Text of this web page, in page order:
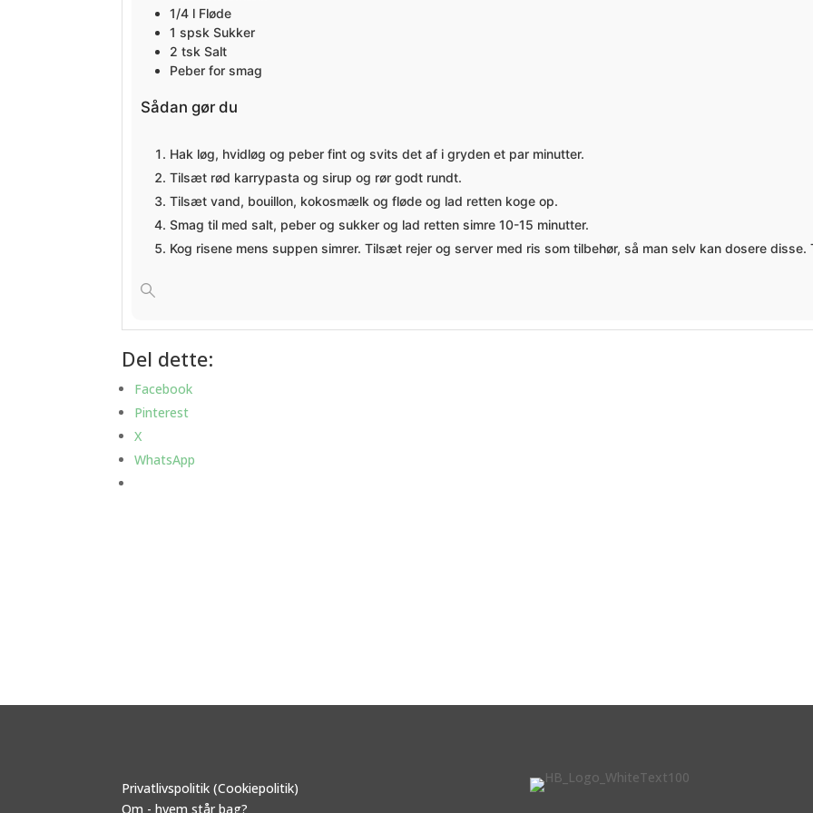
1/4 l Fløde
1 spsk Sukker
2 tsk Salt
Peber for smag
Sådan gør du
Hak løg, hvidløg og peber fint og svits det af i gryden et par minutter.
Tilsæt rød karrypasta og sirup og rør godt rundt.
Tilsæt vand, bouillon, kokosmælk og fløde og lad retten koge op.
Smag til med salt, peber og sukker og lad retten simre 10-15 minutter.
Kog risene mens suppen simrer. Tilsæt rejer og server med ris som tilbehør, så man selv kan dosere disse.
Del dette:
Facebook
Pinterest
X
WhatsApp
Privatlivspolitik (Cookiepolitik)
Om - hvem står bag?